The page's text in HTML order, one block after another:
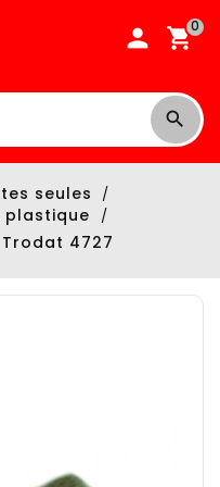
0
seules
plastique
4727